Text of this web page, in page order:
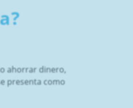
ahorrar dinero,
presenta como